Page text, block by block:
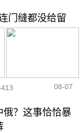
门缝都没给留
08-07
俄？这事恰恰暴